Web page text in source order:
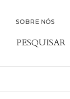
SOBRE NÓS
PESQUISAR